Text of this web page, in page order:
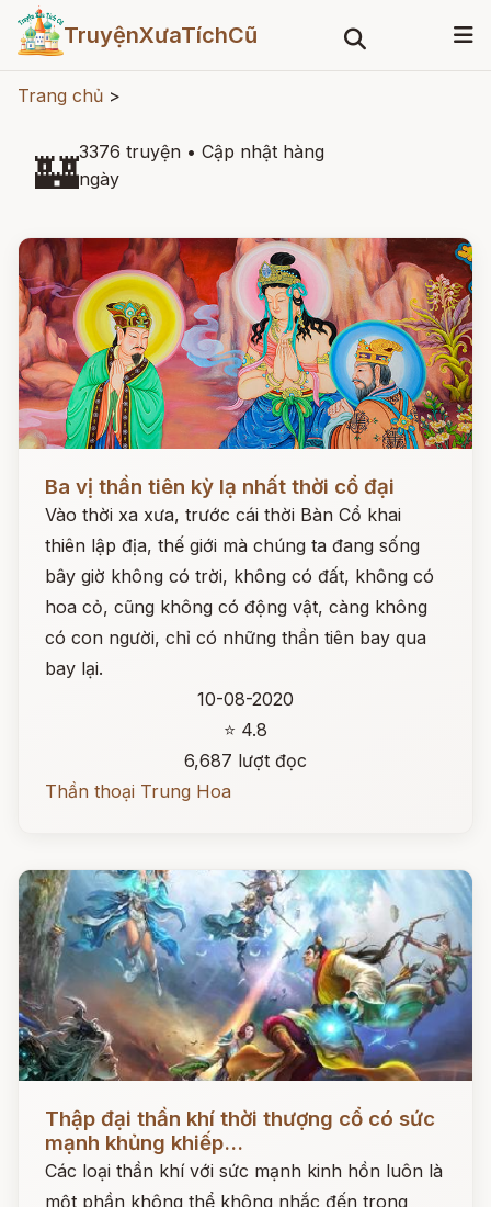
TruyệnXưaTíchCũ
Trang chủ >
🏰3376 truyện • Cập nhật hàng
ngày
Ba vị thần tiên kỳ lạ nhất thời cổ đại
Vào thời xa xưa, trước cái thời Bàn Cổ khai
thiên lập địa, thế giới mà chúng ta đang sống
bây giờ không có trời, không có đất, không có
hoa cỏ, cũng không có động vật, càng không
có con người, chỉ có những thần tiên bay qua
bay lại.
10-08-2020
⭐ 4.8
6,687 lượt đọc
Thần thoại Trung Hoa
Thập đại thần khí thời thượng cổ có sức
mạnh khủng khiếp...
Các loại thần khí với sức mạnh kinh hồn luôn là
một phần không thể không nhắc đến trong